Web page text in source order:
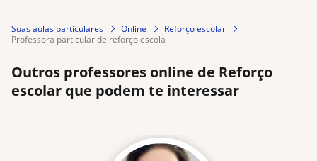
Suas aulas particulares Online
Reforço escolar
professora particular de reforço escola
Outros professores online de Reforço
escolar que podem te interessar